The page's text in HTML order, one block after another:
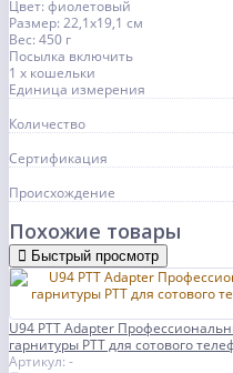
Цвет: фиолетовый
Размер: 22,1x19,1 см
Вес: 450 г
Посылка включить
1 х кошельки
Единица измерения
Количество
Сертификация
Происхождение
Похожие товары
Быстрый просмотр
U94 PTT Adapter
гарнитуры PTT для сотового
Артикул: -